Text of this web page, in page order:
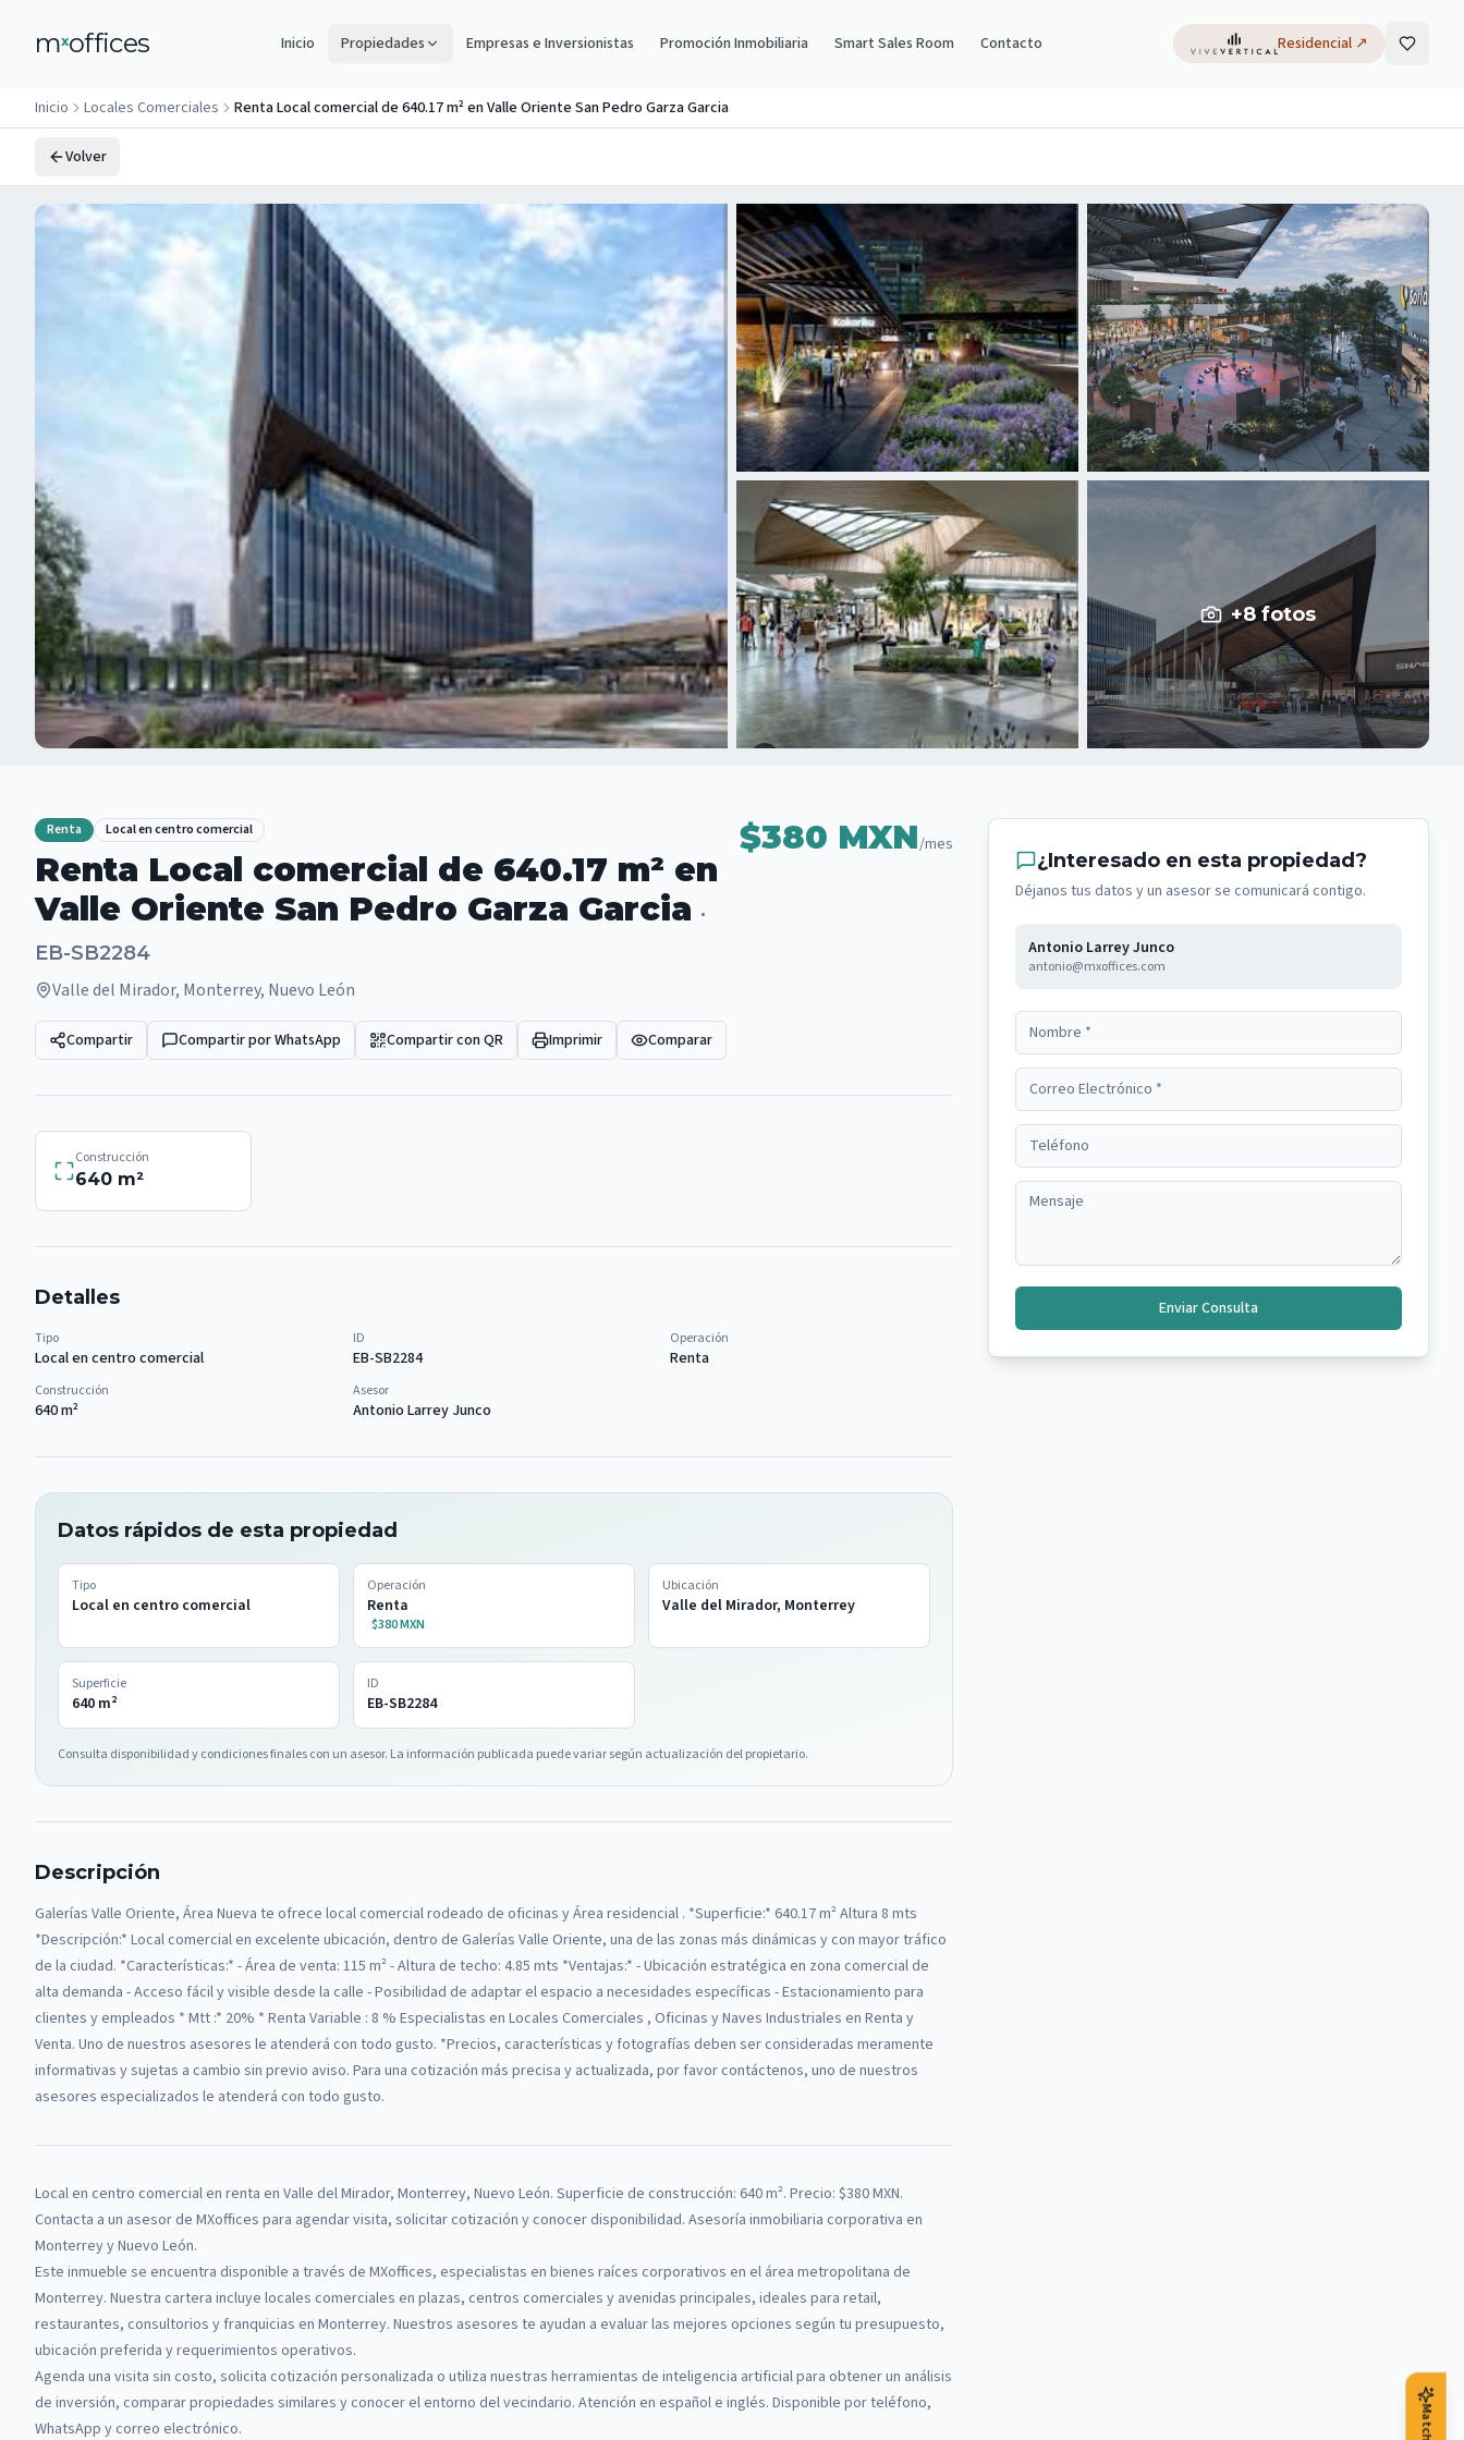
mxoffices Inicio Propiedades Empresas e Inversionistas Promoción Inmobiliaria Smart Sales Room Contacto Residencial ↗
Inicio Locales Comerciales Renta Local comercial de 640.17 m² en Valle Oriente San Pedro Garza Garcia
Volver
+8 fotos
Renta Local en centro comercial
Renta Local comercial de 640.17 m² en
Valle Oriente San Pedro Garza Garcia ·
EB-SB2284
Valle del Mirador, Monterrey, Nuevo León
$380 MXN/mes
Compartir Compartir por WhatsApp Compartir con QR Imprimir Comparar
Construcción
640 m²
Detalles
Tipo
Local en centro comercial
ID
EB-SB2284
Operación
Renta
Construcción
640m²
Asesor
Antonio Larrey Junco
Datos rápidos de esta propiedad
Tipo
Local en centro comercial
Operación
Renta
$380 MXN
Ubicación
Valle del Mirador, Monterrey
Superficie
640 m²
ID
EB-SB2284
Consulta disponibilidad y condiciones finales con un asesor. La información publicada puede variar según actualización del propietario.
Descripción
Galerías Valle Oriente, Área Nueva te ofrece local comercial rodeado de oficinas y Área residencial . *Superficie:* 640.17 m² Altura 8 mts
*Descripción:* Local comercial en excelente ubicación, dentro de Galerías Valle Oriente, una de las zonas más dinámicas y con mayor tráfico
de la ciudad. *Características:* - Área de venta: 115 m² - Altura de techo: 4.85 mts *Ventajas:* - Ubicación estratégica en zona comercial de
alta demanda - Acceso fácil y visible desde la calle - Posibilidad de adaptar el espacio a necesidades específicas - Estacionamiento para
clientes y empleados * Mtt :* 20% * Renta Variable : 8 % Especialistas en Locales Comerciales , Oficinas y Naves Industriales en Renta y
Venta. Uno de nuestros asesores le atenderá con todo gusto. *Precios, características y fotografías deben ser consideradas meramente
informativas y sujetas a cambio sin previo aviso. Para una cotización más precisa y actualizada, por favor contáctenos, uno de nuestros
asesores especializados le atenderá con todo gusto.
Local en centro comercialen renta en Valle del Mirador, Monterrey, Nuevo León. Superficie de construcción: 640 m². Precio: $380 MXN.
Contacta a un asesor de MXoffices para agendar visita, solicitar cotización y conocer disponibilidad. Asesoría inmobiliaria corporativa en
Monterrey y Nuevo León.
Este inmueble se encuentra disponible a través de MXoffices, especialistas en bienes raíces corporativos en el área metropolitana de
Monterrey. Nuestra cartera incluye locales comerciales en plazas, centros comerciales y avenidas principales, ideales para retail,
restaurantes, consultorios y franquicias en Monterrey. Nuestros asesores te ayudan a evaluar las mejores opciones según tu presupuesto,
ubicación preferida y requerimientos operativos.
Agenda una visita sin costo, solicita cotización personalizada o utiliza nuestras herramientas de inteligencia artificial para obtener un análisis
de inversión, comparar propiedades similares y conocer el entorno del vecindario. Atención en español e inglés. Disponible por teléfono,
WhatsApp y correo electrónico.
¿Interesado en esta propiedad?
Déjanos tus datos y un asesor se comunicará contigo.
Antonio Larrey Junco
antonio@mxoffices.com
Enviar Consulta